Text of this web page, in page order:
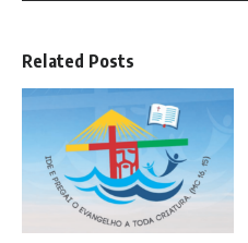
Related Posts